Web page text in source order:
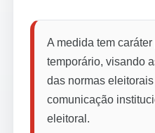
A medida tem
temporário, visando
das normas
comunicação
eleitoral.